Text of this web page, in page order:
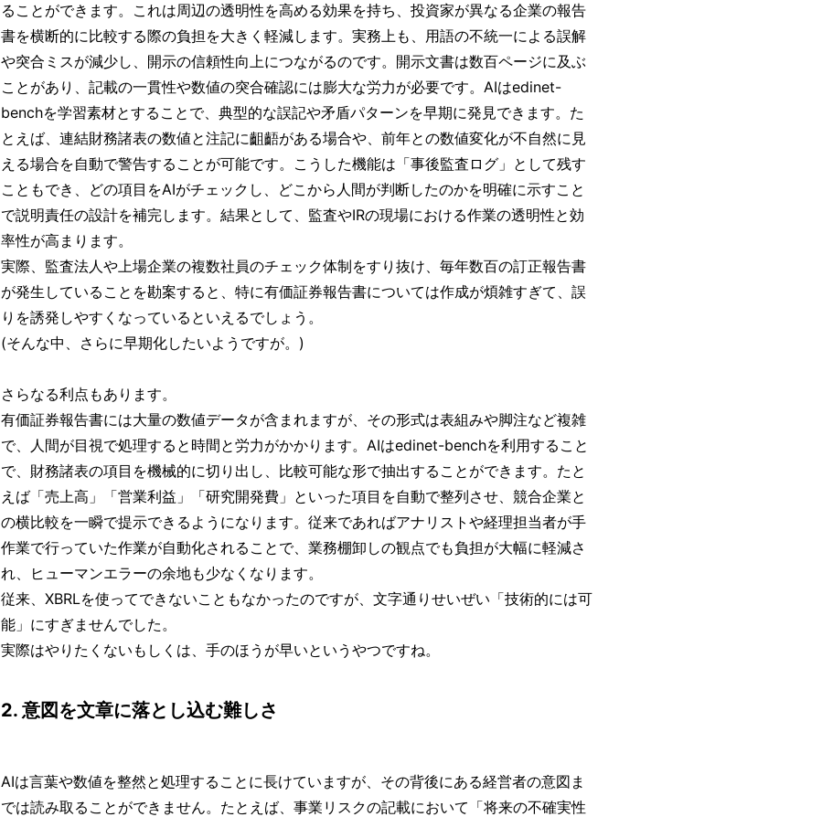
ることができます。これは周辺の透明性を高める効果を持ち、投資家が異なる企業の報告
書を横断的に比較する際の負担を大きく軽減します。実務上も、用語の不統一による誤解
や突合ミスが減少し、開示の信頼性向上につながるのです。開示文書は数百ページに及ぶ
ことがあり、記載の一貫性や数値の突合確認には膨大な労力が必要です。AIはedinet-
benchを学習素材とすることで、典型的な誤記や矛盾パターンを早期に発見できます。た
とえば、連結財務諸表の数値と注記に齟齬がある場合や、前年との数値変化が不自然に見
える場合を自動で警告することが可能です。こうした機能は「事後監査ログ」として残す
こともでき、どの項目をAIがチェックし、どこから人間が判断したのかを明確に示すこと
で説明責任の設計を補完します。結果として、監査やIRの現場における作業の透明性と効
率性が高まります。
実際、監査法人や上場企業の複数社員のチェック体制をすり抜け、毎年数百の訂正報告書
が発生していることを勘案すると、特に有価証券報告書については作成が煩雑すぎて、誤
りを誘発しやすくなっているといえるでしょう。
(そんな中、さらに早期化したいようですが。)
さらなる利点もあります。
有価証券報告書には大量の数値データが含まれますが、その形式は表組みや脚注など複雑
で、人間が目視で処理すると時間と労力がかかります。AIはedinet-benchを利用すること
で、財務諸表の項目を機械的に切り出し、比較可能な形で抽出することができます。たと
えば「売上高」「営業利益」「研究開発費」といった項目を自動で整列させ、競合企業と
の横比較を一瞬で提示できるようになります。従来であればアナリストや経理担当者が手
作業で行っていた作業が自動化されることで、業務棚卸しの観点でも負担が大幅に軽減さ
れ、ヒューマンエラーの余地も少なくなります。
従来、XBRLを使ってできないこともなかったのですが、文字通りせいぜい「技術的には可
能」にすぎませんでした。
実際はやりたくないもしくは、手のほうが早いというやつですね。
2. 意図を文章に落とし込む難しさ
AIは言葉や数値を整然と処理することに長けていますが、その背後にある経営者の意図ま
では読み取ることができません。たとえば、事業リスクの記載において「将来の不確実性